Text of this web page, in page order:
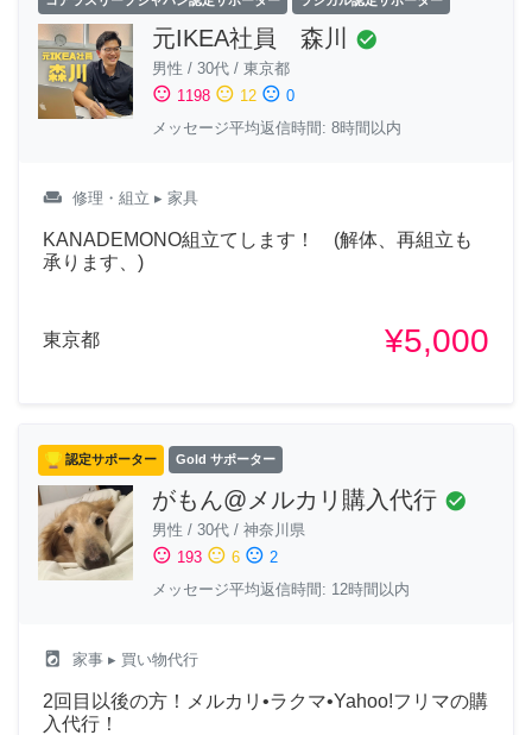
元IKEA社員 森川 check_circle
男性 / 30代 / 東京都
sentiment_satisfied 1198 sentiment_neutral 12 sentiment_dissatisfied 0
メッセージ平均返信時間: 8時間以内
weekend 修理・組立 ▸ 家具
KANADEMONO組立てします！ (解体、再組立も
承ります、)
東京都 ¥5,000
認定サポーター Gold サポーター
がもん@メルカリ購入代行 check_circle
男性 / 30代 / 神奈川県
sentiment_satisfied 193 sentiment_neutral 6 sentiment_dissatisfied 2
メッセージ平均返信時間: 12時間以内
local_laundry_service 家事 ▸ 買い物代行
2回目以後の方！メルカリ•ラクマ•Yahoo!フリマの購
入代行！